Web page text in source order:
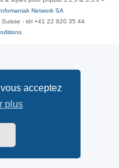
acceptez
plus
Infomaniak Network SA
- tél +41 22 820 35 44